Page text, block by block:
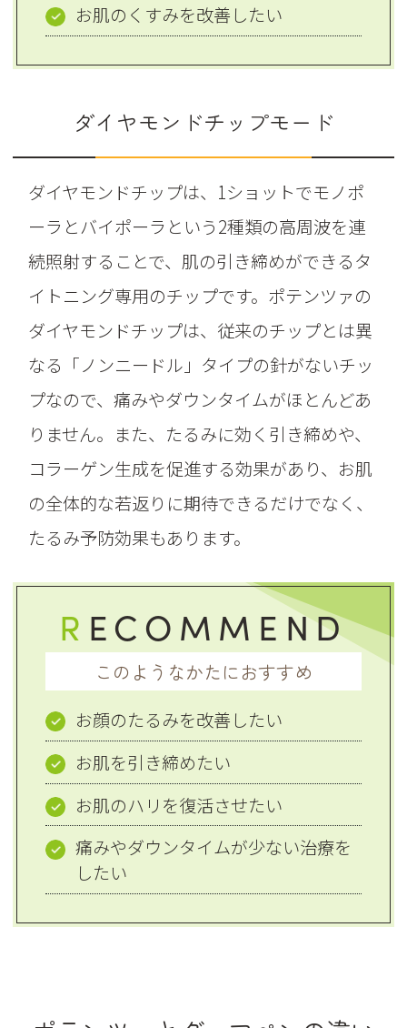
お肌のくすみを改善したい
ダイヤモンドチップモード
ダイヤモンドチップは、1ショットでモノポ
ーラとバイポーラという2種類の高周波を連
続照射することで、肌の引き締めができるタ
イトニング専用のチップです。ポテンツァの
ダイヤモンドチップは、従来のチップとは異
なる「ノンニードル」タイプの針がないチッ
プなので、痛みやダウンタイムがほとんどあ
りません。また、たるみに効く引き締めや、
コラーゲン生成を促進する効果があり、お肌
の全体的な若返りに期待できるだけでなく、
たるみ予防効果もあります。
R ECOMMEND
このようなかたにおすすめ
お顔のたるみを改善したい
お肌を引き締めたい
お肌のハリを復活させたい
痛みやダウンタイムが少ない治療を
したい